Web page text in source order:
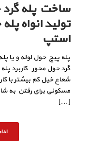
ساخت پله
تولید انواه
استپ
پله پیچ حول لوله و یا
گرد حول محور کاربرد
شعاع خیل کم بیشتر با
مسکونی برای رفتن به
[...]